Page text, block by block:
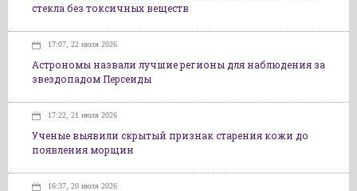
стекла без токсичных веществ
17:07, 22 июля 2026
Астрономы назвали лучшие регионы для наблюдения за
звездопадом Персеиды
17:22, 21 июля 2026
Ученые выявили скрытый признак старения кожи до
появления морщин
16:37, 20 июля 2026